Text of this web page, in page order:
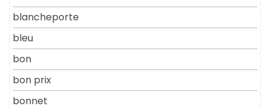
blancheporte
bleu
bon
bon prix
bonnet